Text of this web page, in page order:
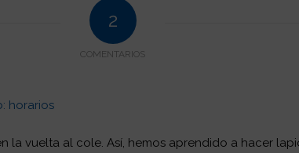
2
COMENTARIOS
horarios
la vuelta al cole. Así, hemos aprendido a hacer